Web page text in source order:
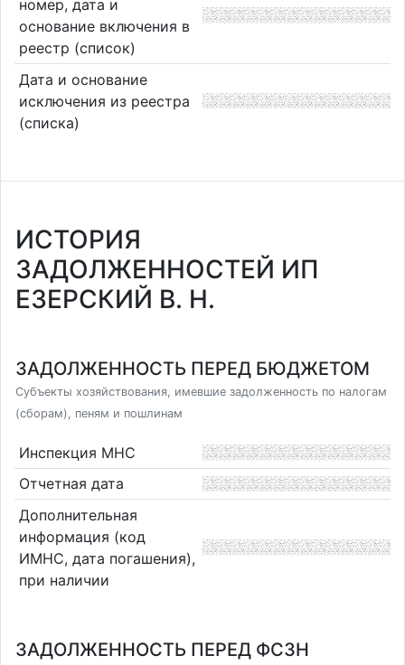
номер, дата и
основание включения в
реестр (список)
Дата и основание
исключения из реестра
(списка)
ИСТОРИЯ
ЗАДОЛЖЕННОСТЕЙ ИП
ЕЗЕРСКИЙ В. Н.
ЗАДОЛЖЕННОСТЬ ПЕРЕД БЮДЖЕТОМ
Субъекты хозяйствования, имевшие задолженность по налогам
(сборам), пеням и пошлинам
Инспекция МНС
Отчетная дата
Дополнительная
информация (код
ИМНС, дата погашения),
при наличии
ЗАДОЛЖЕННОСТЬ ПЕРЕД ФСЗН